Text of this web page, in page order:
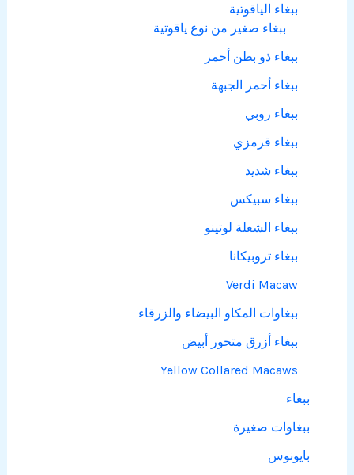
ببغاء الياقوتية
ببغاء صغير من نوع ياقوتية
ببغاء ذو بطن أحمر
ببغاء أحمر الجبهة
ببغاء روبي
ببغاء قرمزي
ببغاء شديد
ببغاء سبيكس
ببغاء الشعلة لوتينو
ببغاء تروبيكانا
Verdi Macaw
ببغاوات المكاو البيضاء والزرقاء
ببغاء أزرق متحور أبيض
Yellow Collared Macaws
ببغاء
ببغاوات صغيرة
بايونوس